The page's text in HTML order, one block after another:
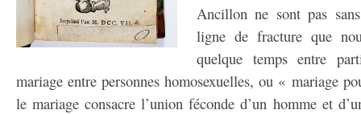
Ancillon ne sont pas
ligne de fracture que
quelque temps entre
mariage entre personnes homosexuelles, ou « mariage
le mariage consacre l’union féconde d’un homme et